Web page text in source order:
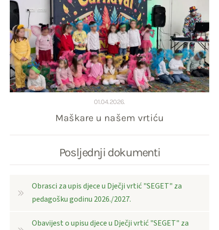
01.04.2026.
Maškare u našem vrtiću
Posljednji dokumenti
Obrasci za upis djece u Dječji vrtić "SEGET" za
pedagošku godinu 2026./2027.
Obavijest o upisu djece u Dječji vrtić "SEGET" za